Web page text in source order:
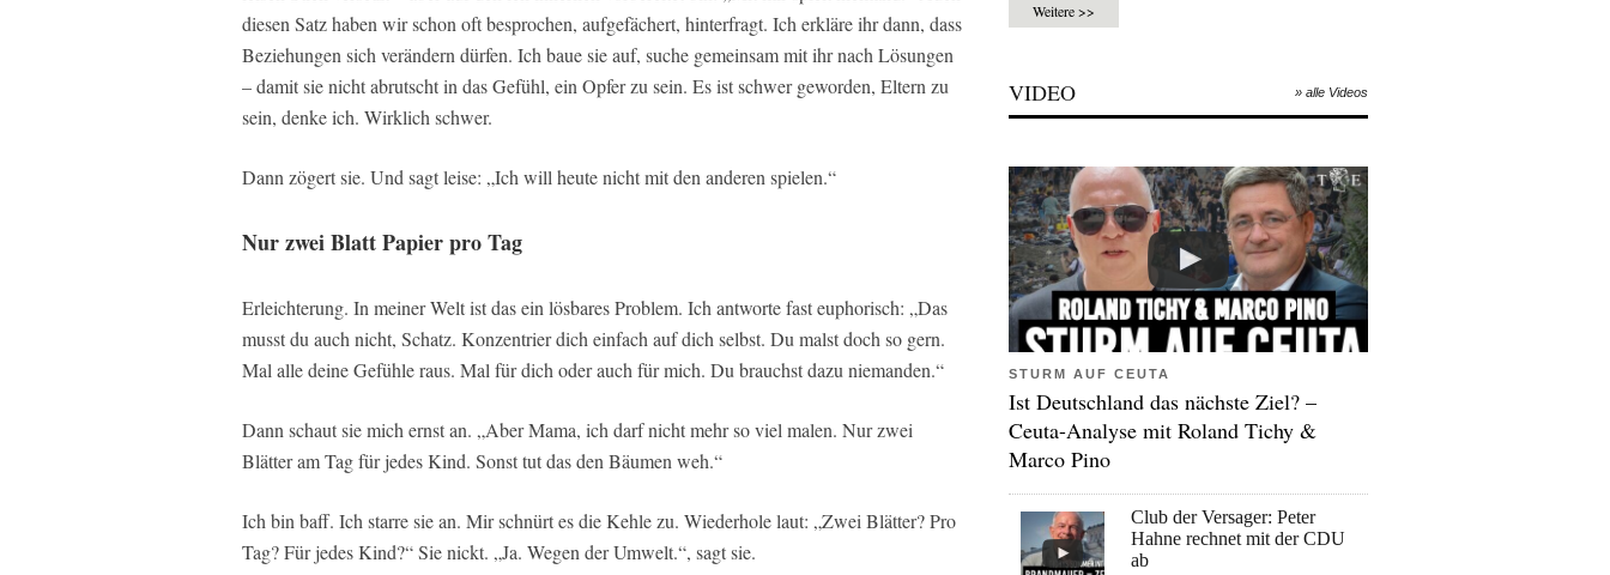
diesen Satz haben wir schon oft besprochen, aufgefächert, hinterfragt. Ich erkläre ihr dann, dass
Beziehungen sich verändern dürfen. Ich baue sie auf, suche gemeinsam mit ihr nach Lösungen
– damit sie nicht abrutscht in das Gefühl, ein Opfer zu sein. Es ist schwer geworden, Eltern zu
sein, denke ich. Wirklich schwer.
Dann zögert sie. Und sagt leise: „Ich will heute nicht mit den anderen spielen.“
Nur zwei Blatt Papier pro Tag
Erleichterung. In meiner Welt ist das ein lösbares Problem. Ich antworte fast euphorisch: „Das
musst du auch nicht, Schatz. Konzentrier dich einfach auf dich selbst. Du malst doch so gern.
Mal alle deine Gefühle raus. Mal für dich oder auch für mich. Du brauchst dazu niemanden.“
Dann schaut sie mich ernst an. „Aber Mama, ich darf nicht mehr so viel malen. Nur zwei
Blätter am Tag für jedes Kind. Sonst tut das den Bäumen weh.“
Ich bin baff. Ich starre sie an. Mir schnürt es die Kehle zu. Wiederhole laut: „Zwei Blätter? Pro
Tag? Für jedes Kind?“ Sie nickt. „Ja. Wegen der Umwelt.“, sagt sie.
Weitere >>
VIDEO » alle Videos
STURM AUF CEUTA
Ist Deutschland das nächste Ziel? –
Ceuta-Analyse mit Roland Tichy &
Marco Pino
Club der Versager: Peter
Hahne rechnet mit der CDU
ab